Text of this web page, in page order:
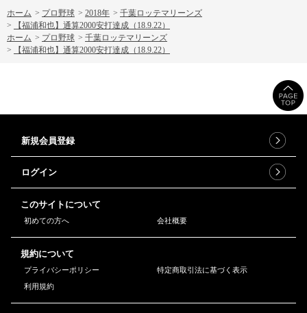
ホーム > プロ野球 > 2018年 > 千葉ロッテマリーンズ
>
【福浦和也】通算2000安打達成（18.9.22）
ホーム > プロ野球 > 千葉ロッテマリーンズ
>
【福浦和也】通算2000安打達成（18.9.22）
新規会員登録
ログイン
このサイトについて
初めての方へ 会社概要
規約について
プライバシーポリシー
特定商取引法に基づく表示
利用規約